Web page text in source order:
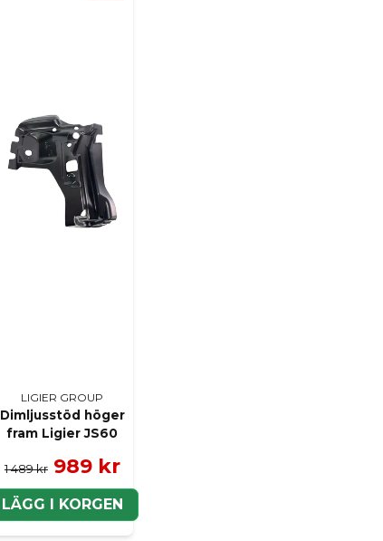
LIGIER GROUP
Dimljusstöd höger
fram Ligier JS60
1 489 kr 989 kr
LÄGG I KORGEN